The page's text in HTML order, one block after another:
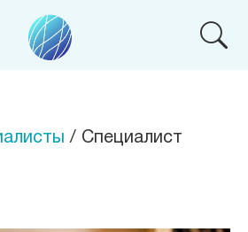
/ Специалист